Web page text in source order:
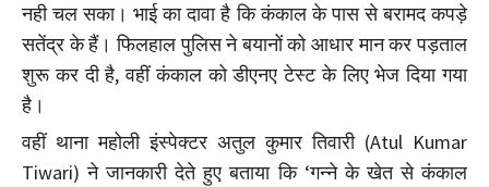
नही चल सका। भाई का दावा है कि कंकाल के पास से बरामद कपड़े
सतेंद्र के हैं। फिलहाल पुलिस ने बयानों को आधार मान कर पड़ताल
शुरू कर दी है, वहीं कंकाल को डीएनए टेस्ट के लिए भेज दिया गया
है।
वहीं थाना महोली इंस्पेक्टर अतुल कुमार तिवारी (Atul Kumar
Tiwari) ने जानकारी देते हुए बताया कि ‘गन्ने के खेत से कंकाल